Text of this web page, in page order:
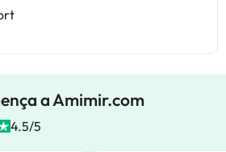
a Amimir.com
4.5/5